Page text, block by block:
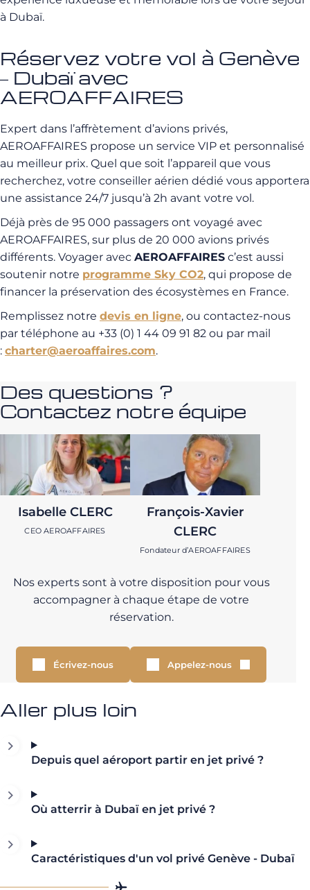
à Dubaï.
Réservez votre vol à Genève
– Dubaï avec
AEROAFFAIRES
Expert dans l’affrètement d’avions privés,
AEROAFFAIRES propose un service VIP et personnalisé
au meilleur prix. Quel que soit l’appareil que vous
recherchez, votre conseiller aérien dédié vous apportera
une assistance 24/7 jusqu’à 2h avant votre vol.
Déjà près de 95 000 passagers ont voyagé avec
AEROAFFAIRES, sur plus de 20 000 avions privés
différents. Voyager avec AEROAFFAIRES c’est aussi
soutenir notre programme Sky CO2, qui propose de
financer la préservation des écosystèmes en France.
Remplissez notre devis en ligne, ou contactez-nous
par téléphone au +33 (0) 1 44 09 91 82 ou par mail
: charter@aeroaffaires.com.
Des questions ?
Contactez notre équipe
Isabelle CLERC
CEO AEROAFFAIRES
François-Xavier
CLERC
Fondateur d’AEROAFFAIRES
Nos experts sont à votre disposition pour vous
accompagner à chaque étape de votre
réservation.
Écrivez-nous Appelez-nous
Aller plus loin
Depuis quel aéroport partir en jet privé ?
Où atterrir à Dubaï en jet privé ?
Caractéristiques d'un vol privé Genève - Dubaï